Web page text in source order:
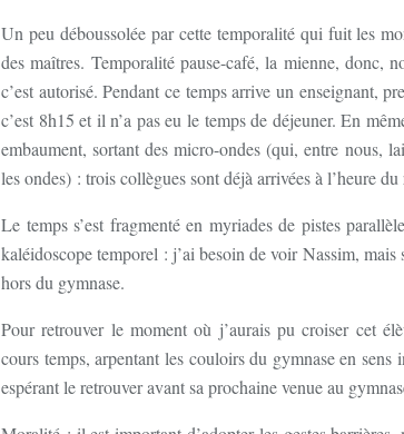
Un peu déboussolée par cette temporalité qui fuit les
des maîtres. Temporalité pause-café, la mienne, donc,
c’est autorisé. Pendant ce temps arrive un enseignant,
c’est 8h15 et il n’a pas eu le temps de déjeuner. En
embaument, sortant des micro-ondes (qui, entre nous,
les ondes) : trois collègues sont déjà arrivées à l’heure
Le temps s’est fragmenté en myriades de pistes
kaléidoscope temporel : j’ai besoin de voir Nassim, mais
hors du gymnase.
Pour retrouver le moment où j’aurais pu croiser cet
cours temps, arpentant les couloirs du gymnase en sens
espérant le retrouver avant sa prochaine venue au